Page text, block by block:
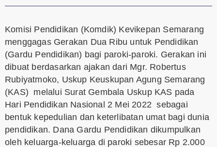
Komisi Pendidikan (Komdik) Kevikepan Semarang
menggagas Gerakan Dua Ribu untuk Pendidikan
(Gardu Pendidikan) bagi paroki-paroki. Gerakan ini
dibuat berdasarkan ajakan dari Mgr. Robertus
Rubiyatmoko, Uskup Keuskupan Agung Semarang
(KAS) melalui Surat Gembala Uskup KAS pada
Hari Pendidikan Nasional 2 Mei 2022 sebagai
bentuk kepedulian dan keterlibatan umat bagi dunia
pendidikan. Dana Gardu Pendidikan dikumpulkan
oleh keluarga-keluarga di paroki sebesar Rp 2.000